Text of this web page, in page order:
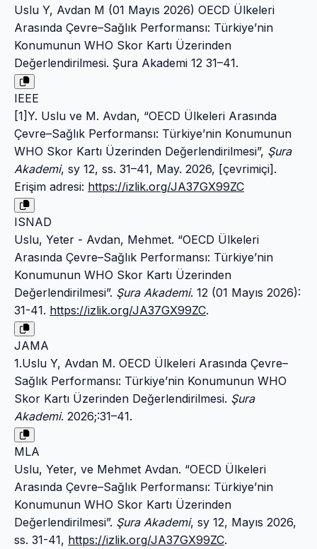
Uslu Y, Avdan M (01 Mayıs 2026) OECD Ülkeleri
Arasında Çevre–Sağlık Performansı: Türkiye’nin
Konumunun WHO Skor Kartı Üzerinden
Değerlendirilmesi. Şura Akademi 12 31–41.
IEEE
[1]Y. Uslu ve M. Avdan, “OECD Ülkeleri Arasında
Çevre–Sağlık Performansı: Türkiye’nin Konumunun
WHO Skor Kartı Üzerinden Değerlendirilmesi”, Şura
Akademi, sy 12, ss. 31–41, May. 2026, [çevrimiçi].
Erişim adresi: https://izlik.org/JA37GX99ZC
ISNAD
Uslu, Yeter - Avdan, Mehmet. “OECD Ülkeleri
Arasında Çevre–Sağlık Performansı: Türkiye’nin
Konumunun WHO Skor Kartı Üzerinden
Değerlendirilmesi”. Şura Akademi. 12 (01 Mayıs 2026):
31-41. https://izlik.org/JA37GX99ZC.
JAMA
1.Uslu Y, Avdan M. OECD Ülkeleri Arasında Çevre–
Sağlık Performansı: Türkiye’nin Konumunun WHO
Skor Kartı Üzerinden Değerlendirilmesi. Şura
Akademi. 2026;:31–41.
MLA
Uslu, Yeter, ve Mehmet Avdan. “OECD Ülkeleri
Arasında Çevre–Sağlık Performansı: Türkiye’nin
Konumunun WHO Skor Kartı Üzerinden
Değerlendirilmesi”. Şura Akademi, sy 12, Mayıs 2026,
ss. 31-41, https://izlik.org/JA37GX99ZC.